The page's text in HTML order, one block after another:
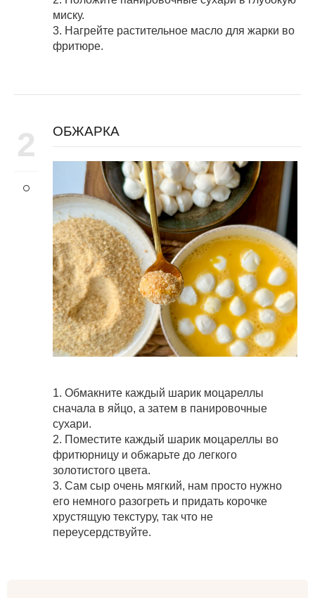
миску.
3. Нагрейте растительное масло для жарки во
фритюре.
2 ОБЖАРКА
1. Обмакните каждый шарик моцареллы
сначала в яйцо, а затем в панировочные
сухари.
2. Поместите каждый шарик моцареллы во
фритюрницу и обжарьте до легкого
золотистого цвета.
3. Сам сыр очень мягкий, нам просто нужно
его немного разогреть и придать корочке
хрустящую текстуру, так что не
переусердствуйте.